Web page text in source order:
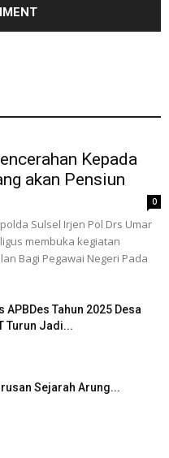
Kepada
akan Pensiun
0
Sulsel Irjen Pol Drs Umar
membuka kegiatan
Bagi Pegawai Negeri Pada
APBDes Tahun 2025 Desa
Turun Jadi...
Sejarah Arung...